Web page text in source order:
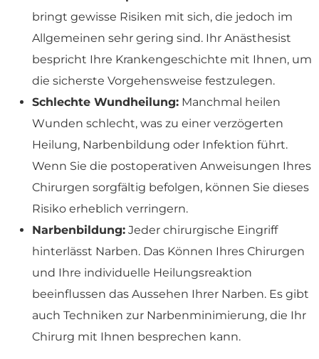
bringt gewisse Risiken mit sich, die jedoch im
Allgemeinen sehr gering sind. Ihr Anästhesist
bespricht Ihre Krankengeschichte mit Ihnen, um
die sicherste Vorgehensweise festzulegen.
Schlechte Wundheilung: Manchmal heilen
Wunden schlecht, was zu einer verzögerten
Heilung, Narbenbildung oder Infektion führt.
Wenn Sie die postoperativen Anweisungen Ihres
Chirurgen sorgfältig befolgen, können Sie dieses
Risiko erheblich verringern.
Narbenbildung: Jeder chirurgische Eingriff
hinterlässt Narben. Das Können Ihres Chirurgen
und Ihre individuelle Heilungsreaktion
beeinflussen das Aussehen Ihrer Narben. Es gibt
auch Techniken zur Narbenminimierung, die Ihr
Chirurg mit Ihnen besprechen kann.